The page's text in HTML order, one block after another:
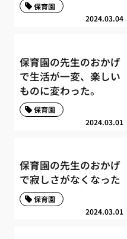
2024.03.04
保育園
保育園の先生のおかげ
で生活が一変、楽しい
ものに変わった。
2024.03.01
保育園
保育園の先生のおかげ
で寂しさがなくなった
2024.03.01
保育園